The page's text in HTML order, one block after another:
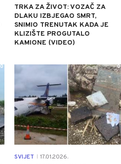
TRKA ZA ŽIVOT: VOZAČ ZA
DLAKU IZBJEGAO SMRT,
SNIMIO TRENUTAK KADA JE
KLIZIŠTE PROGUTALO
KAMIONE (VIDEO)
0
SVIJET 17.01.2026.
0